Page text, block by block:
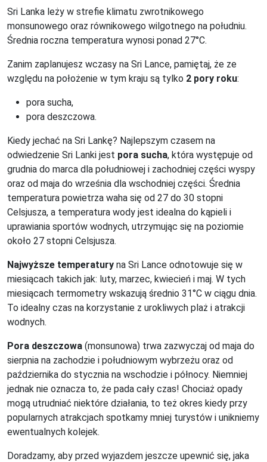
Sri Lanka leży w strefie klimatu zwrotnikowego
monsunowego oraz równikowego wilgotnego na południu.
Średnia roczna temperatura wynosi ponad 27°C.
Zanim zaplanujesz wczasy na Sri Lance, pamiętaj, że ze
względu na położenie w tym kraju są tylko 2 pory roku:
pora sucha,
pora deszczowa.
Kiedy jechać na Sri Lankę? Najlepszym czasem na
odwiedzenie Sri Lanki jest pora sucha, która występuje od
grudnia do marca dla południowej i zachodniej części wyspy
oraz od maja do września dla wschodniej części. Średnia
temperatura powietrza waha się od 27 do 30 stopni
Celsjusza, a temperatura wody jest idealna do kąpieli i
uprawiania sportów wodnych, utrzymując się na poziomie
około 27 stopni Celsjusza.
Najwyższe temperatury na Sri Lance odnotowuje się w
miesiącach takich jak: luty, marzec, kwiecień i maj. W tych
miesiącach termometry wskazują średnio 31°C w ciągu dnia.
To idealny czas na korzystanie z urokliwych plaż i atrakcji
wodnych.
Pora deszczowa (monsunowa) trwa zazwyczaj od maja do
sierpnia na zachodzie i południowym wybrzeżu oraz od
października do stycznia na wschodzie i północy. Niemniej
jednak nie oznacza to, że pada cały czas! Chociaż opady
mogą utrudniać niektóre działania, to też okres kiedy przy
popularnych atrakcjach spotkamy mniej turystów i unikniemy
ewentualnych kolejek.
Doradzamy, aby przed wyjazdem jeszcze upewnić się, jaka